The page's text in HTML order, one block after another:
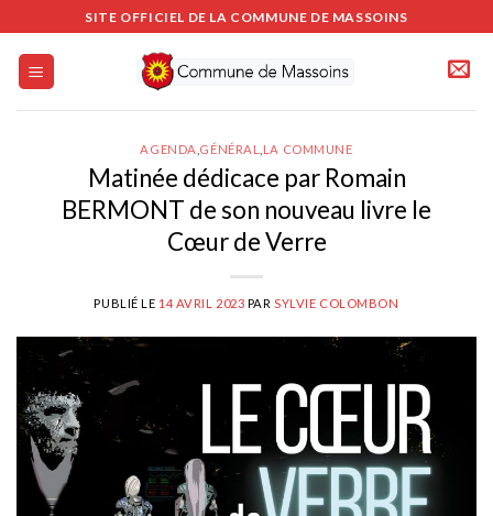
au
contenu
SITE OFFICIEL DE LA COMMUNE DE MASSOINS
AGENDA GÉNÉRAL LA COMMUNE
Matinée dédicace par Romain
BERMONT de son nouveau livre le
Cœur de Verre
PUBLIÉ LE 14 AVRIL 2023 PAR SYLVIE COLOMBON